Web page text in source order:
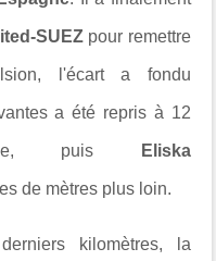
SUEZpour remettre
l'écart a fondu
a été repris à 12
puis Eliska
de mètres plus loin.
kilomètres, la